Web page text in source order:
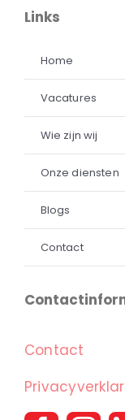
Links
Home
Vacatures
Wie zijn wij
Onze diensten
Blogs
Contact
Contact